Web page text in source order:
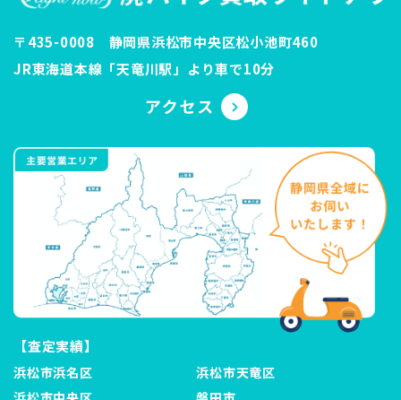
〒435-0008 静岡県浜松市中央区松小池町460
JR東海道本線「天竜川駅」より車で10分
【査定実績】
浜松市浜名区
浜松市天竜区